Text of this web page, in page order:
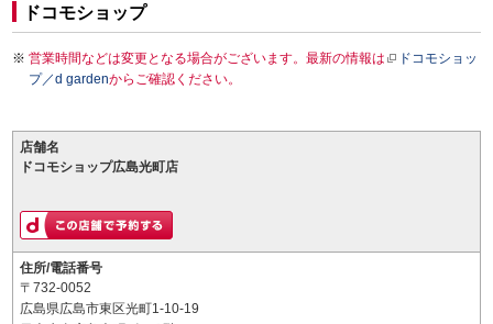
ドコモショップ
営業時間などは変更となる場合がございます。最新の情報は
ドコモショッ
プ／d gardenからご確認ください。
店舗名
ドコモショップ広島光町店
住所/電話番号
〒732-0052
広島県広島市東区光町1-10-19